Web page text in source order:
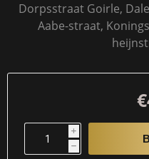
Dorpsstraat Goirle,
Aabe-straat,
i
h